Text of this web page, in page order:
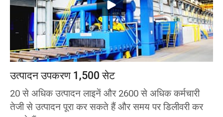
उत्पादन उपकरण 1,500 सेट
20 से अधिक उत्पादन लाइनें और 2600 से अधिक कर्मचारी
तेजी से उत्पादन पूरा कर सकते हैं और समय पर डिलीवरी कर